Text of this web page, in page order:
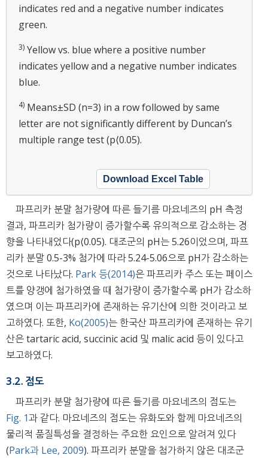
indicates red and a negative number indicates
green.
3) Yellow vs. blue where a positive number
indicates yellow and a negative number indicates
blue.
4) Means±SD (n=3) in a row followed by same
letter are not significantly different by Duncan’s
multiple range test (p⟨0.05).
Download Excel Table
파프리카 분말 첨가량에 따른 들기름 마요네즈의 pH 측정
결과, 파프리카 첨가량이 증가할수록 유의적으로 감소하는 경
향을 나타내었다(p⟨0.05). 대조군의 pH는 5.26이었으며, 파프
리카 분말 0.5-3% 첨가에 따라 5.24-5.06으로 pH가 감소하는
것으로 나타났다. Park 등(2014)은 파프리카 주스 또는 페이스
트를 양갱에 첨가하였을 때 첨가량이 증가할수록 pH가 감소하
였으며 이는 파프리카에 존재하는 유기산에 의한 것이라고 보
고하였다. 또한, Ko(2005)는 한국산 파프리카에 존재하는 유기
산은 tartaric acid, succinic acid 및 malic acid 등이 있다고
보고하였다.
3.2. 점도
파프리카 분말 첨가량에 따른 들기름 마요네즈의 점도는
Fig. 1과 같다. 마요네즈의 점도는 유화도와 함께 마요네즈의
물리적 품질특성을 결정하는 주요한 요인으로 알려져 있다
(Park과 Lee, 2009). 파프리카 분말을 첨가하지 않은 대조군